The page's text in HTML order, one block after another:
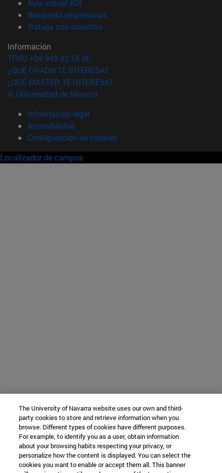
Aula virtual ADI
Búsqueda de personas(abre en nueva ventana)
Trabaja con nosotros(abre en nueva ventana)
Información
TFNO +34 948 42 56 00
¿QUÉ GRADO TE INTERESA?
¿QUÉ MÁSTER TE INTERESA?
© Universidad de Navarra
Información legal
Accesibilidad
Configuración de cookies
Localizador de campus
The University of Navarra website uses our own and third-
party cookies to store and retrieve information when you
browse. Different types of cookies have different purposes.
For example, to identify you as a user, obtain information
about your browsing habits respecting your privacy, or
personalize how the content is displayed. You can select the
cookies you want to enable or accept them all. This banner